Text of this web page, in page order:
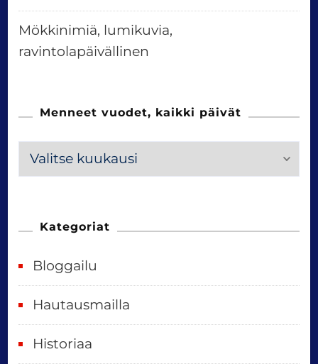
Mökkinimiä, lumikuvia,
ravintolapäivällinen
Menneet vuodet, kaikki päivät
M
e
e
v
u
Kategoriat
Bloggailu
Hautausmailla
Historiaa